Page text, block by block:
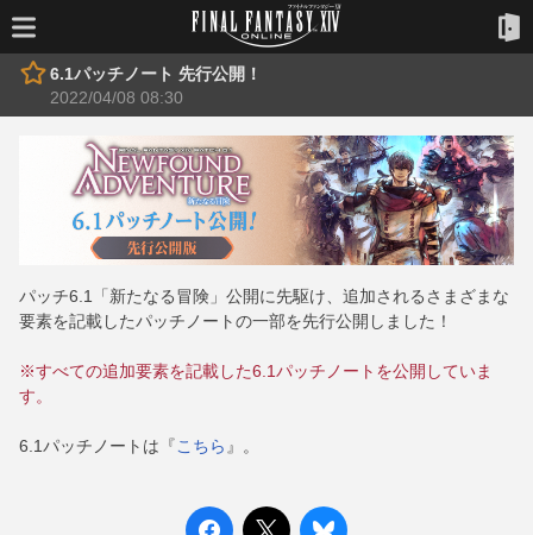
6.1パッチノート 先行公開！
2022/04/08 08:30
パッチ6.1「新たなる冒険」公開に先駆け、追加されるさまざまな
要素を記載したパッチノートの一部を先行公開しました！
※すべての追加要素を記載した6.1パッチノートを公開していま
す。
6.1パッチノートは『こちら 』。